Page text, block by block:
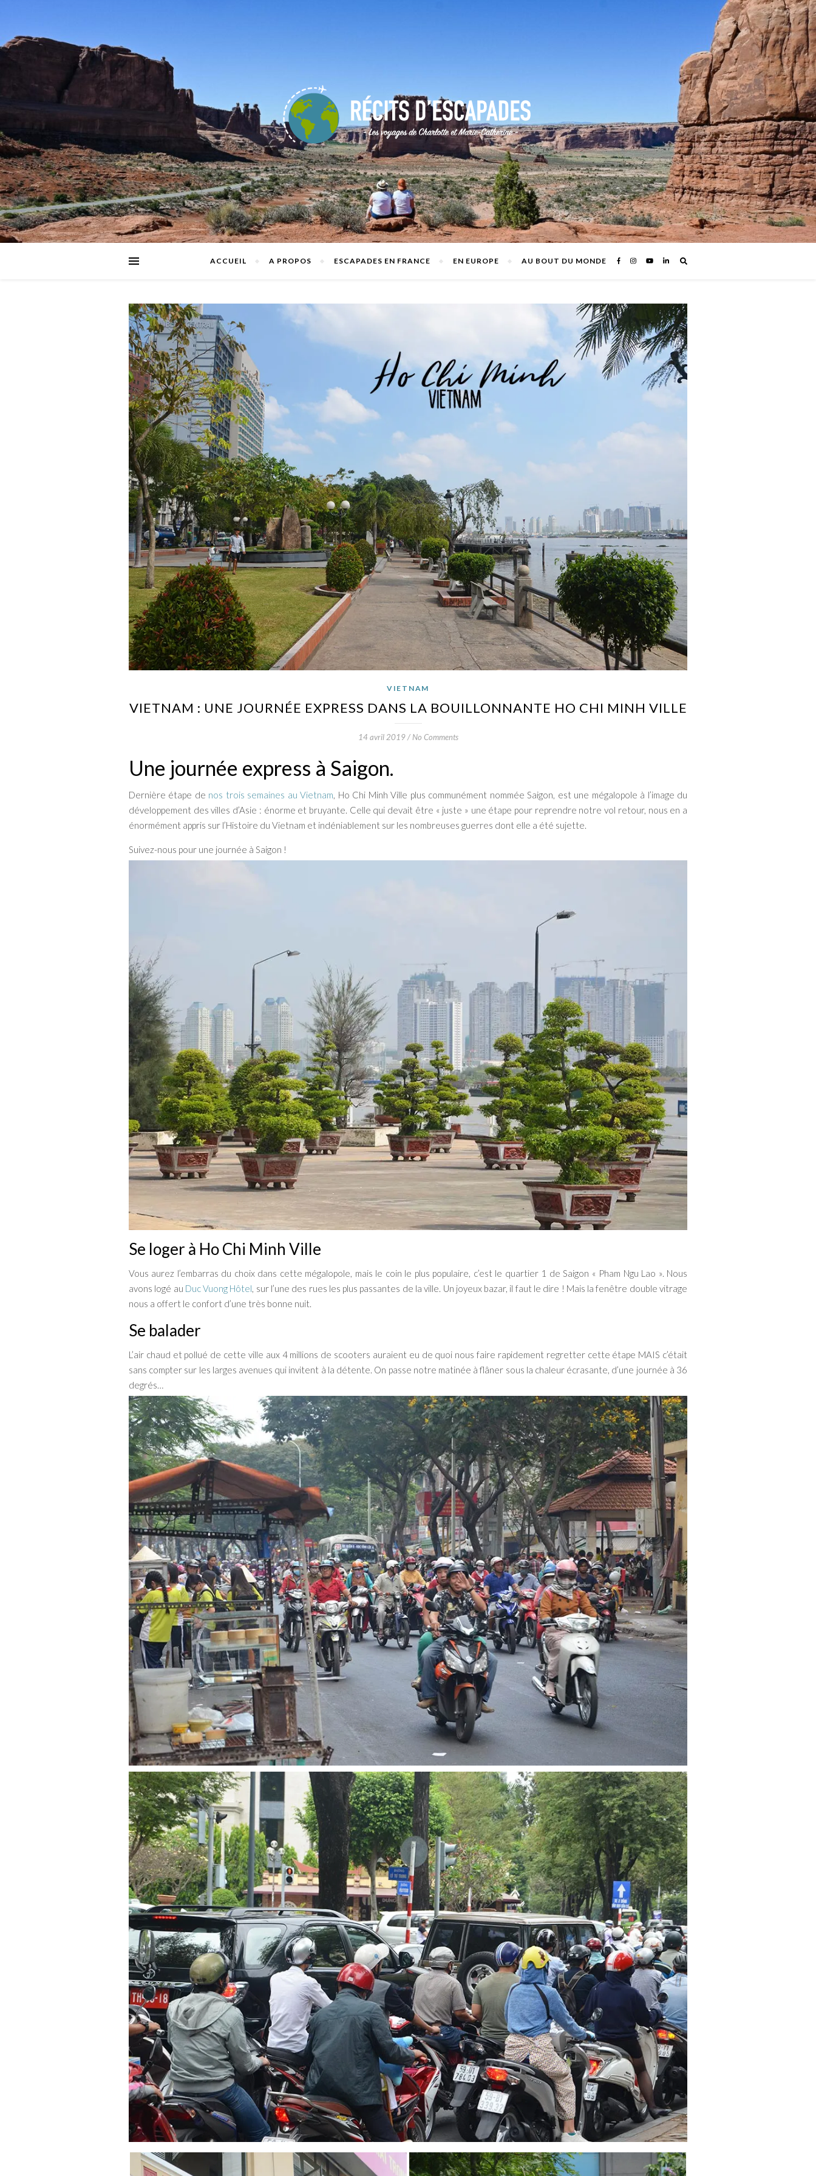
ACCUEIL A PROPOS ESCAPADES EN FRANCE EN EUROPE AU BOUT DU MONDE
VIETNAM
VIETNAM : UNE JOURNÉE EXPRESS DANS LA BOUILLONNANTE HO CHI MINH VILLE
14 avril 2019 / No Comments
Une journée express à Saigon.
Dernière étape de nos trois semaines au Vietnam, Ho Chi Minh Ville plus communément nommée Saigon, est une mégalopole à l’image du
développement des villes d’Asie : énorme et bruyante. Celle qui devait être « juste » une étape pour reprendre notre vol retour, nous en a
énormément appris sur l’Histoire du Vietnam et indéniablement sur les nombreuses guerres dont elle a été sujette.
Suivez-nous pour une journée à Saigon !
Se loger à Ho Chi Minh Ville
Vous aurez l’embarras du choix dans cette mégalopole, mais le coin le plus populaire, c’est le quartier 1 de Saigon « Pham Ngu Lao ». Nous
avons logé au Duc Vuong Hôtel, sur l’une des rues les plus passantes de la ville. Un joyeux bazar, il faut le dire ! Mais la fenêtre double vitrage
nous a offert le confort d’une très bonne nuit.
Se balader
L’air chaud et pollué de cette ville aux 4 millions de scooters auraient eu de quoi nous faire rapidement regretter cette étape MAIS c’était
sans compter sur les larges avenues qui invitent à la détente. On passe notre matinée à flâner sous la chaleur écrasante, d’une journée à 36
degrés…